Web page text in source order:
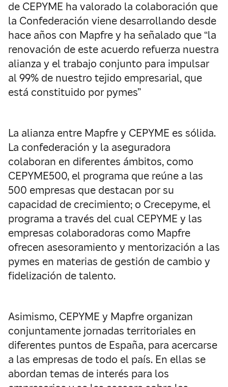
de CEPYME ha valorado la colaboración que
la Confederación viene desarrollando desde
hace años con Mapfre y ha señalado que “la
renovación de este acuerdo refuerza nuestra
alianza y el trabajo conjunto para impulsar
al 99% de nuestro tejido empresarial, que
está constituido por pymes”
La alianza entre Mapfre y CEPYME es sólida.
La confederación y la aseguradora
colaboran en diferentes ámbitos, como
CEPYME500, el programa que reúne a las
500 empresas que destacan por su
capacidad de crecimiento; o Crecepyme, el
programa a través del cual CEPYME y las
empresas colaboradoras como Mapfre
ofrecen asesoramiento y mentorización a las
pymes en materias de gestión de cambio y
fidelización de talento.
Asimismo, CEPYME y Mapfre organizan
conjuntamente jornadas territoriales en
diferentes puntos de España, para acercarse
a las empresas de todo el país. En ellas se
abordan temas de interés para los